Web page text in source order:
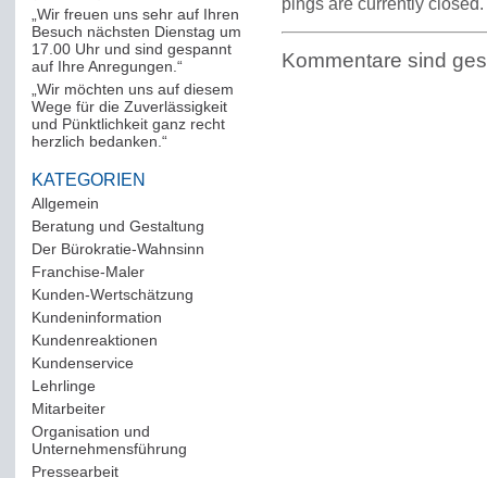
„Wir freuen uns sehr auf Ihren
Besuch nächsten Dienstag um
17.00 Uhr und sind gespannt
auf Ihre Anregungen.“
„Wir möchten uns auf diesem
Wege für die Zuverlässigkeit
und Pünktlichkeit ganz recht
herzlich bedanken.“
KATEGORIEN
Allgemein
Beratung und Gestaltung
Der Bürokratie-Wahnsinn
Franchise-Maler(42)
Kunden-Wertschätzung
Kundeninformation
Kundenreaktionen
Kundenservice(178)
Lehrlinge(54)
Mitarbeiter(163)
Organisation und
Unternehmensführung
Pressearbeit(12)
pings are currently closed.
Kommentare sind